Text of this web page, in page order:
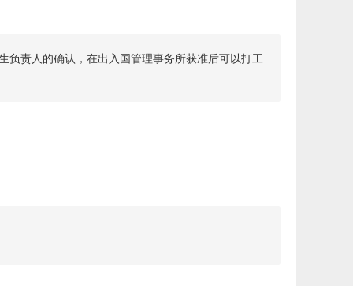
负责人的确认，在出入国管理事务所获准后可以打工